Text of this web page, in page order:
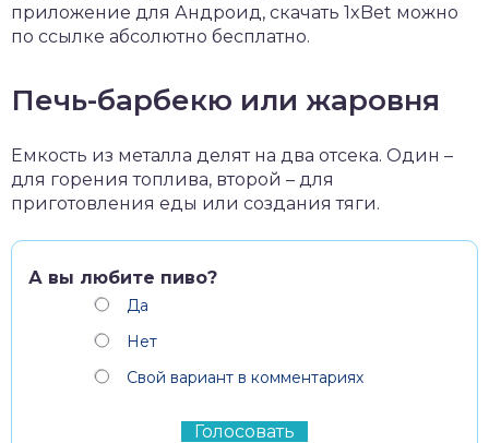
приложение для Андроид, скачать 1xBet можно
по ссылке абсолютно бесплатно.
Печь-барбекю или жаровня
Емкость из металла делят на два отсека. Один –
для горения топлива, второй – для
приготовления еды или создания тяги.
А вы любите пиво?
Да
Нет
Свой вариант в комментариях